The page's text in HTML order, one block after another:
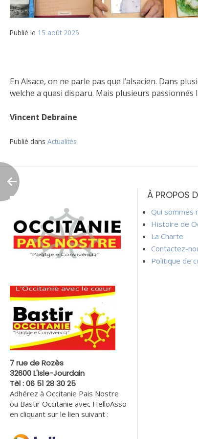
Publié le 15 août 2025
En Alsace, on ne parle pas que l’alsacien. Dans
welche a quasi disparu. Mais plusieurs
Vincent Debraine
Publié dans Actualités
Navigation
de
l’article
7 rue de Rozès
32600 L'Isle-Jourdain
Tèl : 06 51 28 30 25
Adhérez à Occitanie Pais Nostre
ou Bastir Occitanie avec HelloAsso
en cliquant sur le lien suivant :
À PROPOS
Qui sommes
Histoire de
La Charte
Contactez-
Politique de